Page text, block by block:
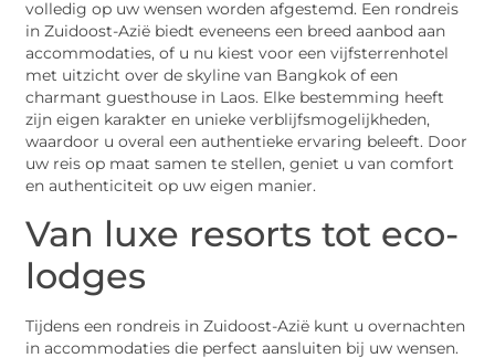
volledig op uw wensen worden afgestemd. Een rondreis
in Zuidoost-Azië biedt eveneens een breed aanbod aan
accommodaties, of u nu kiest voor een vijfsterrenhotel
met uitzicht over de skyline van Bangkok of een
charmant guesthouse in Laos. Elke bestemming heeft
zijn eigen karakter en unieke verblijfsmogelijkheden,
waardoor u overal een authentieke ervaring beleeft. Door
uw reis op maat samen te stellen, geniet u van comfort
en authenticiteit op uw eigen manier.
Van luxe resorts tot eco-
lodges
Tijdens een rondreis in Zuidoost-Azië kunt u overnachten
in accommodaties die perfect aansluiten bij uw wensen.